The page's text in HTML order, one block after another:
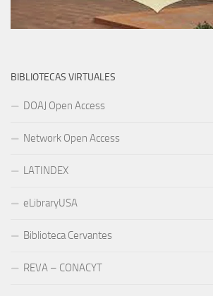
BIBLIOTECAS VIRTUALES
DOAJ Open Access
Network Open Access
LATINDEX
eLibraryUSA
Biblioteca Cervantes
REVA – CONACYT